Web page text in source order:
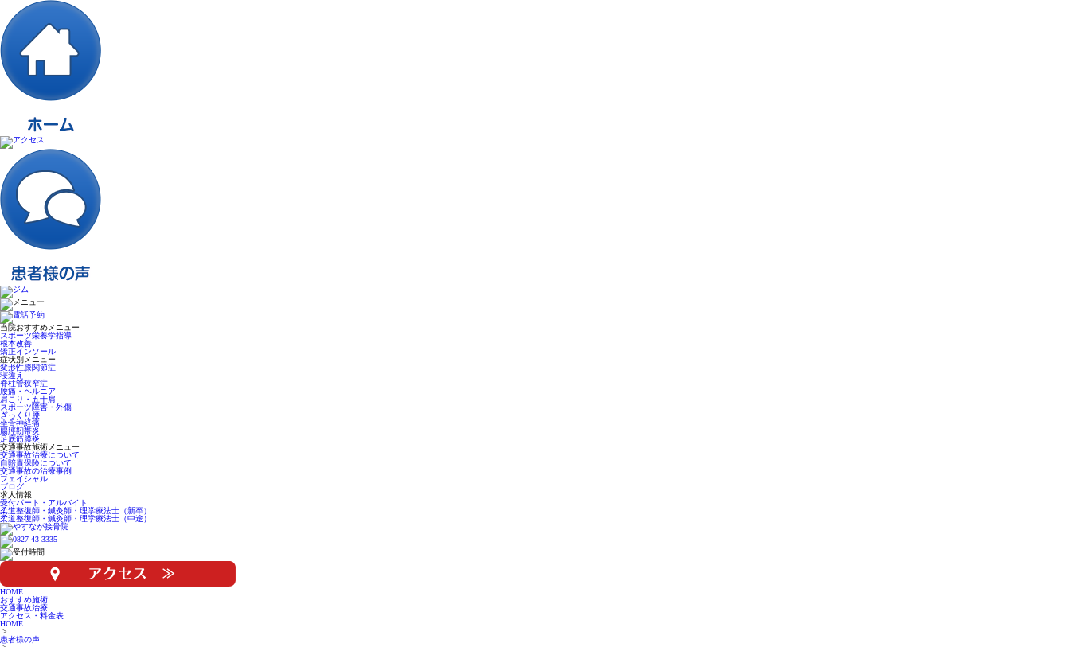
当院おすすめメニュー
スポーツ栄養学指導
根本改善
矯正インソール
症状別メニュー
変形性膝関節症
寝違え
脊柱管狭窄症
腰痛・ヘルニア
肩こり・五十肩
スポーツ障害・外傷
ぎっくり腰
坐骨神経痛
腸脛靭帯炎
足底筋膜炎
交通事故施術メニュー
交通事故治療について
自賠責保険について
交通事故の治療事例
フェイシャル
ブログ
求人情報
受付パート・アルバイト
柔道整復師・鍼灸師・理学療法士（新卒）
柔道整復師・鍼灸師・理学療法士（中途）
HOME
おすすめ施術
交通事故治療
アクセス・料金表
HOME
>
患者様の声